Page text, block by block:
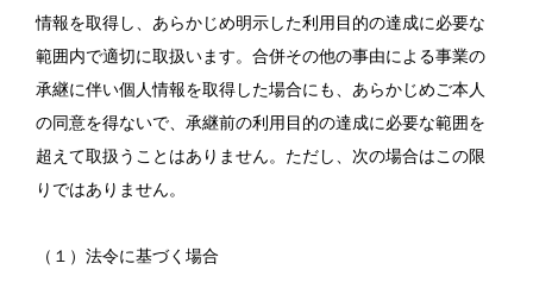
情報を取得し、あらかじめ明示した利用目的の達成に必要な
範囲内で適切に取扱います。合併その他の事由による事業の
承継に伴い個人情報を取得した場合にも、あらかじめご本人
の同意を得ないで、承継前の利用目的の達成に必要な範囲を
超えて取扱うことはありません。ただし、次の場合はこの限
りではありません。
（１）法令に基づく場合